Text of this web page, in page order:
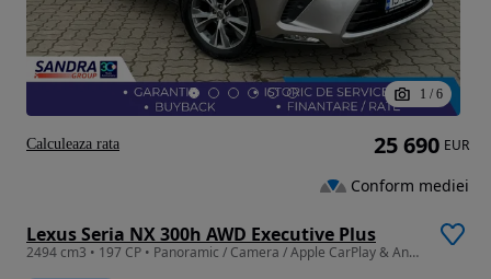
1 / 6
Lexus Seria NX 300h AWD Executive Plus
2494 cm3 • 197 CP • Panoramic / Camera / Apple CarPlay & Android Auto /Senzori parcare/LED
25 690 EUR
Conform mediei
Calculeaza rata